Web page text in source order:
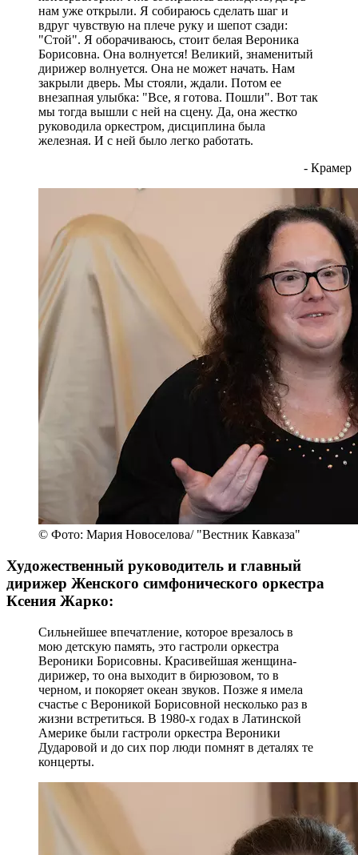
нам уже открыли. Я собираюсь сделать шаг и
вдруг чувствую на плече руку и шепот сзади:
"Стой". Я оборачиваюсь, стоит белая Вероника
Борисовна. Она волнуется! Великий, знаменитый
дирижер волнуется. Она не может начать. Нам
закрыли дверь. Мы стояли, ждали. Потом ее
внезапная улыбка: "Все, я готова. Пошли". Вот так
мы тогда вышли с ней на сцену. Да, она жестко
руководила оркестром, дисциплина была
железная. И с ней было легко работать.
- Крамер
© Фото: Мария Новоселова/ "Вестник Кавказа"
Художественный руководитель и главный
дирижер Женского симфонического оркестра
Ксения Жарко:
Сильнейшее впечатление, которое врезалось в
мою детскую память, это гастроли оркестра
Вероники Борисовны. Красивейшая женщина-
дирижер, то она выходит в бирюзовом, то в
черном, и покоряет океан звуков. Позже я имела
счастье с Вероникой Борисовной несколько раз в
жизни встретиться. В 1980-х годах в Латинской
Америке были гастроли оркестра Вероники
Дударовой и до сих пор люди помнят в деталях те
концерты.